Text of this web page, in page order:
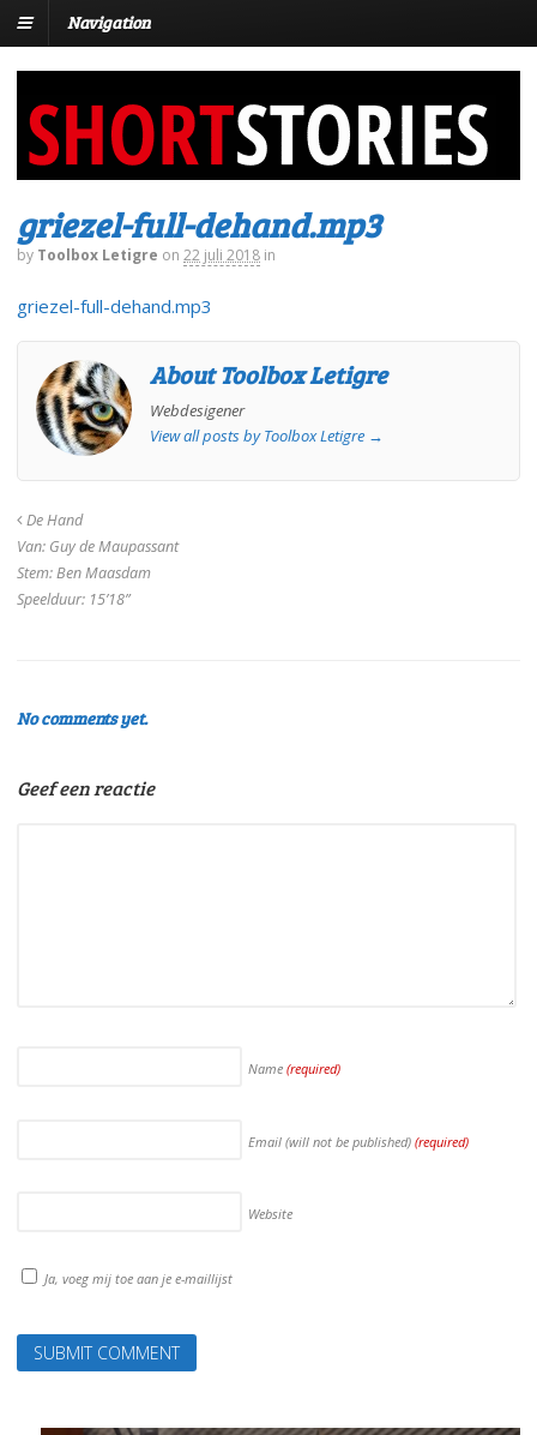
Navigation
griezel-full-dehand.mp3
by Toolbox Letigre on 22 juli 2018 in
griezel-full-dehand.mp3
About Toolbox Letigre
Webdesigener
View all posts by Toolbox Letigre →
De Hand
Van: Guy de Maupassant
Stem: Ben Maasdam
Speelduur: 15’18”
No comments yet.
Geef een reactie
Name (required)
Email (will not be published) (required)
Website
Ja, voeg mij toe aan je e-maillijst